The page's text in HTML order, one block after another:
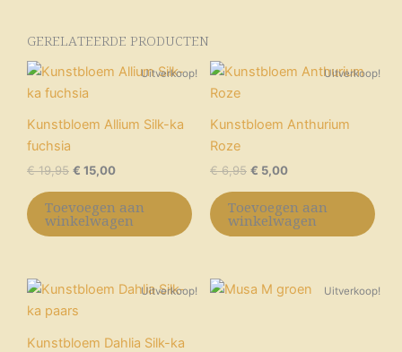
GERELATEERDE PRODUCTEN
Uitverkoop!
Kunstbloem Allium Silk-ka
fuchsia
€19,95
Oorspronkelijke
was:
€ 15,00
Huidige
Toevoegen aan
winkelwagen
Uitverkoop!
Kunstbloem Anthurium
Roze
€6,95
Oorspronkelijke
€ 5,00
Huidige
Toevoegen aan
winkelwagen
Uitverkoop!
Kunstbloem Dahlia Silk-ka
Oorspronkelijke
was:
Huidige
Uitverkoop!
Oorspronkelijke
prijs
Huidige